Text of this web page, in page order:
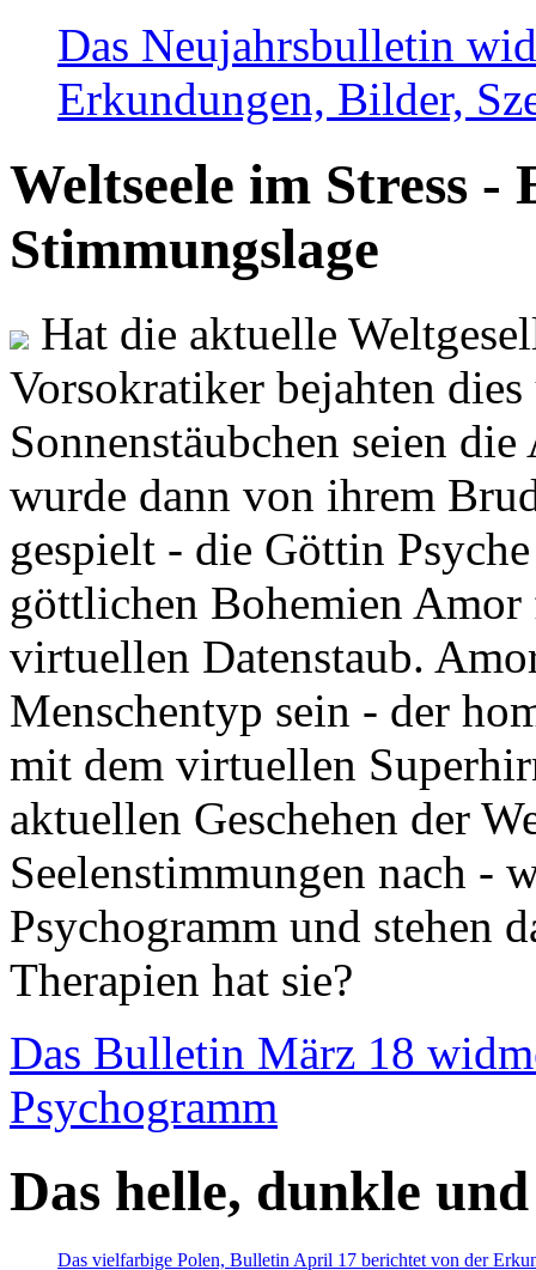
Das Neujahrsbulletin
Erkundungen, Bilder,
Weltseele im Stress -
Stimmungslage
Hat die aktuelle
Vorsokratiker bejahten
Sonnenstäubchen seien
wurde dann von ihrem
gespielt - die Göttin
göttlichen Bohemien
virtuellen Datenstaub.
Menschentyp sein - der
mit dem virtuellen
aktuellen Geschehen der
Seelenstimmungen nach -
Psychogramm und stehen
Therapien hat sie?
Das Bulletin März 18
Psychogramm
Das helle, dunkle
Das vielfarbige Polen, Bulletin April 17 berichtet von der